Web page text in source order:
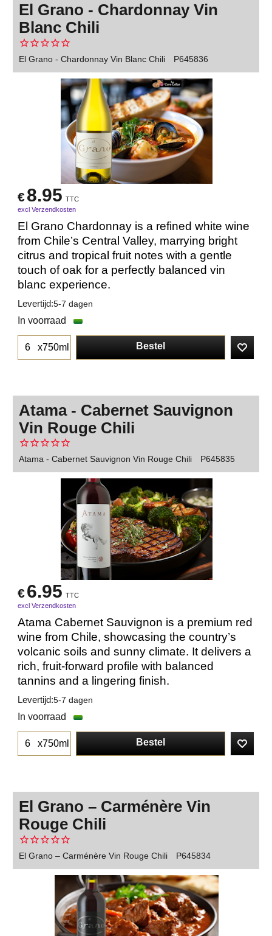
El Grano - Chardonnay Vin
Blanc Chili
El Grano - Chardonnay Vin Blanc Chili P645836
€8.95 TTC
excl Verzendkosten
El Grano Chardonnay is a refined white wine
from Chile’s Central Valley, marrying bright
citrus and tropical fruit notes with a gentle
touch of oak for a perfectly balanced vin
blanc experience.
Levertijd:5-7 dagen
In voorraad
x750ml Bestel
Atama - Cabernet Sauvignon
Vin Rouge Chili
Atama - Cabernet Sauvignon Vin Rouge Chili P645835
€6.95 TTC
excl Verzendkosten
Atama Cabernet Sauvignon is a premium red
wine from Chile, showcasing the country’s
volcanic soils and sunny climate. It delivers a
rich, fruit-forward profile with balanced
tannins and a lingering finish.
Levertijd:5-7 dagen
In voorraad
x750ml Bestel
El Grano – Carménère Vin
Rouge Chili
El Grano – Carménère Vin Rouge Chili P645834